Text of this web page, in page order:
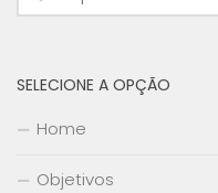
por:
SELECIONE A OPÇÃO
Home
Objetivos